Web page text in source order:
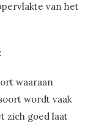
van het
waaraan
wordt vaak
zich goed laat